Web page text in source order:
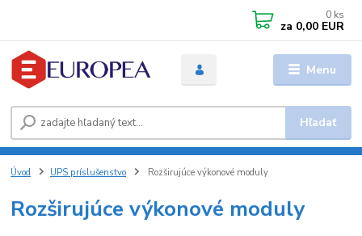
Menu
Hľadať
0 ks
za 0,00 EUR
Úvod UPS príslušenstvo Rozširujúce výkonové moduly
Rozširujúce výkonové moduly